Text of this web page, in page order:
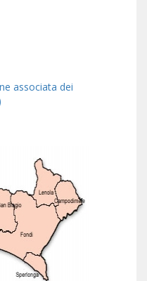
associata dei